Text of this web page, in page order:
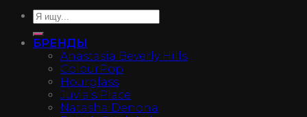
БРЕНДЫ
Anastasia Beverly Hills
ColourPop
Hourglass
Juvia’s Place
Natasha Denona